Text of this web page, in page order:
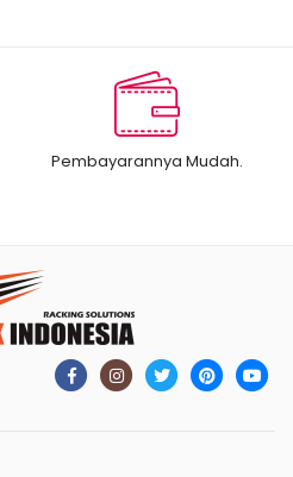
Pembayarannya Mudah.